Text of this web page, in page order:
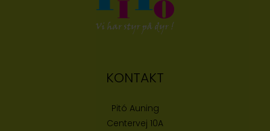
KONTAKT
Pitó Auning
Centervej 10A